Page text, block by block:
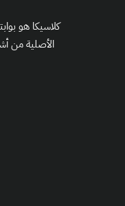
كلاسيكا هو
الأصلية من